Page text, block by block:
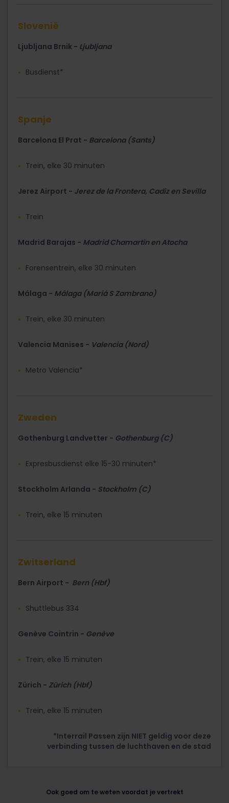
Slovenië
Ljubljana Brnik - Ljubljana
Busdienst*
Spanje
Barcelona El Prat - Barcelona (Sants)
Trein, elke 30 minuten
Jerez Airport - Jerez de la Frontera, Cadiz en Sevilla
Trein
Madrid Barajas - Madrid Chamartin en Atocha
Forensentrein, elke 30 minuten
Málaga - Málaga (Mariá S Zambrano)
Trein, elke 30 minuten
Valencia Manises - Valencia (Nord)
Metro Valencia*
Zweden
Gothenburg Landvetter - Gothenburg (C)
Expresbusdienst elke 15-30 minuten*
Stockholm Arlanda - Stockholm (C)
Trein, elke 15 minuten
Zwitserland
Bern Airport - Bern (Hbf)
Shuttlebus 334
Genève Cointrin - Genève
Trein, elke 15 minuten
Zürich - Zürich (Hbf)
Trein, elke 15 minuten
*Interrail Passen zijn NIET geldig voor deze
verbinding tussen de luchthaven en de stad
Ook goed om te weten voordat je vertrekt